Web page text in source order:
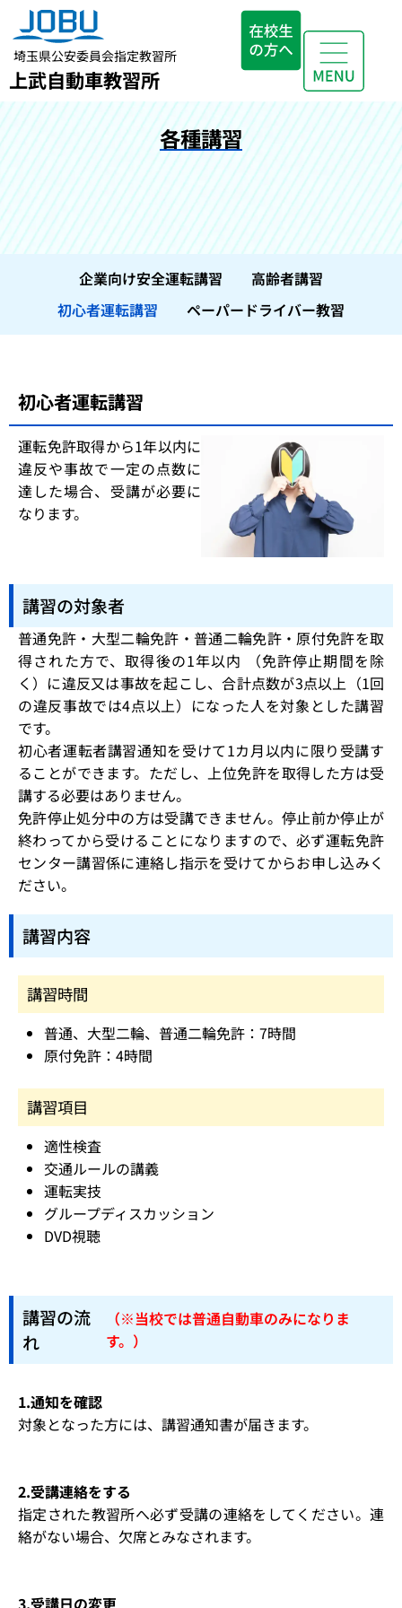
埼玉県公安委員会指定教習所
上武自動車教習所
各種講習
企業向け安全運転講習
高齢者講習
初心者運転講習
ペーパードライバー教習
初心者運転講習
運転免許取得から1年以内に
違反や事故で一定の点数に
達した場合、受講が必要に
なります。
講習の対象者
普通免許・大型二輪免許・普通二輪免許・原付免許を取
得された方で、取得後の1年以内 （免許停止期間を除
く）に違反又は事故を起こし、合計点数が3点以上（1回
の違反事故では4点以上）になった人を対象とした講習
です。
初心者運転者講習通知を受けて1カ月以内に限り受講す
ることができます。ただし、上位免許を取得した方は受
講する必要はありません。
免許停止処分中の方は受講できません。停止前か停止が
終わってから受けることになりますので、必ず運転免許
センター講習係に連絡し指示を受けてからお申し込みく
ださい。
講習内容
講習時間
普通、大型二輪、普通二輪免許：7時間
原付免許：4時間
講習項目
適性検査
交通ルールの講義
運転実技
グループディスカッション
DVD視聴
講習の流
れ
（※当校では普通自動車のみになりま
す。）
1.通知を確認
対象となった方には、講習通知書が届きます。
2.受講連絡をする
指定された教習所へ必ず受講の連絡をしてください。連
絡がない場合、欠席とみなされます。